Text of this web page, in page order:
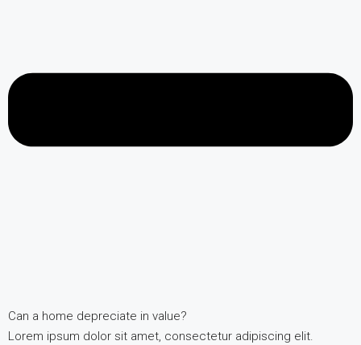
Can a home depreciate in value?
Lorem ipsum dolor sit amet, consectetur adipiscing elit.